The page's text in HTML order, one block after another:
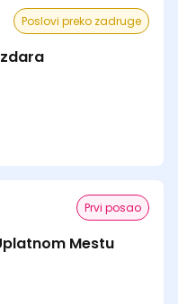
Poslovi preko zadruge
Prvi posao
Mestu